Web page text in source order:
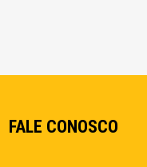
FALE CONOSCO